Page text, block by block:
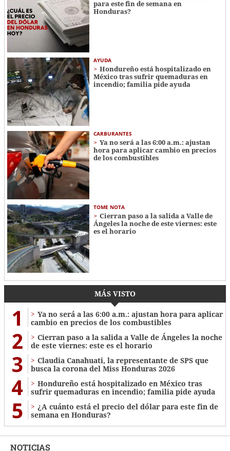
para este fin de semana en
Honduras?
AYUDA
Hondureño está hospitalizado en
México tras sufrir quemaduras en
incendio; familia pide ayuda
CARBURANTES
Ya no será a las 6:00 a.m.: ajustan
hora para aplicar cambio en precios
de los combustibles
TOME NOTA
Cierran paso a la salida a Valle de
Ángeles la noche de este viernes: este
es el horario
MÁS VISTO
1
Ya no será a las 6:00 a.m.: ajustan hora para aplicar
cambio en precios de los combustibles
2
Cierran paso a la salida a Valle de Ángeles la noche
de este viernes: este es el horario
3
Claudia Canahuati, la representante de SPS que
busca la corona del Miss Honduras 2026
4
Hondureño está hospitalizado en México tras
sufrir quemaduras en incendio; familia pide ayuda
5
¿A cuánto está el precio del dólar para este fin de
semana en Honduras?
NOTICIAS